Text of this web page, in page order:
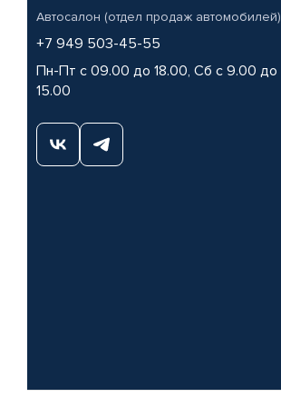
Автосалон (отдел продаж автомобилей)
+7 949 503-45-55
Пн-Пт с 09.00 до 18.00, Сб с 9.00 до
15.00